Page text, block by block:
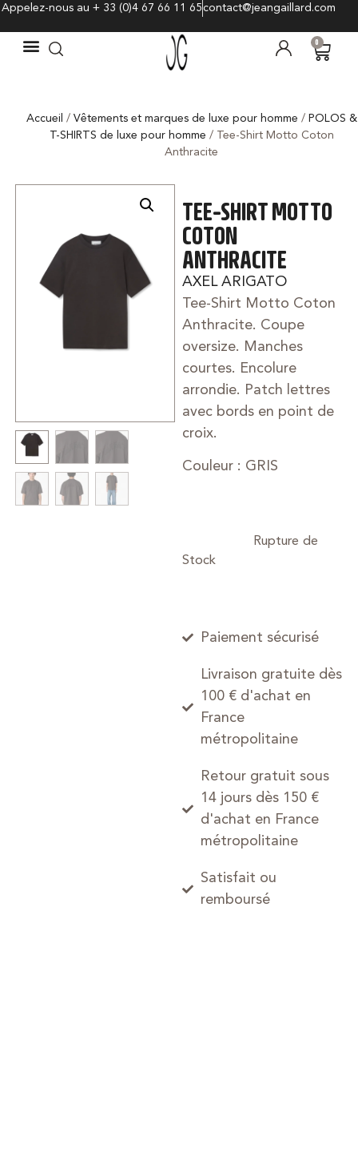
Appelez-nous au + 33 (0)4 67 66 11 65contact@jeangaillard.com
0
Accueil / Vêtements et marques de luxe pour homme / POLOS &
T-SHIRTS de luxe pour homme / Tee-Shirt Motto Coton
Anthracite
TEE-SHIRT MOTTO
COTON
ANTHRACITE
AXEL ARIGATO
Tee-Shirt Motto Coton
Anthracite. Coupe
oversize. Manches
courtes. Encolure
arrondie. Patch lettres
avec bords en point de
croix.
Couleur : GRIS
Paiement sécurisé
Livraison gratuite dès
100 € d'achat en
France
métropolitaine
Retour gratuit sous
14 jours dès 150 €
d'achat en France
métropolitaine
Satisfait ou
remboursé